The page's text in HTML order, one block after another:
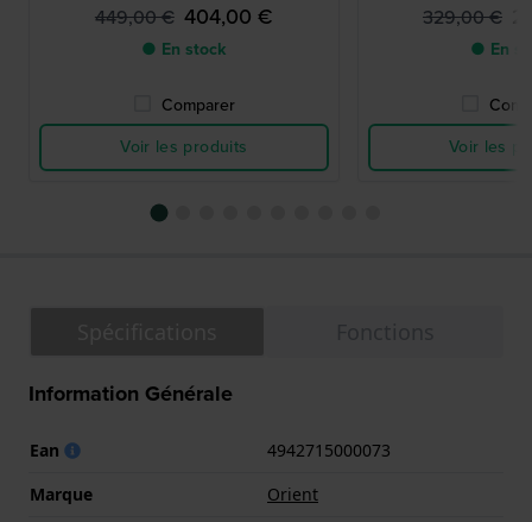
449,00 € 404,00 €
● En stock
Comparer
Voir les produits
329,00 €
● En
Voir les
Information Générale
Ean
4942715000073
Marque
Orient